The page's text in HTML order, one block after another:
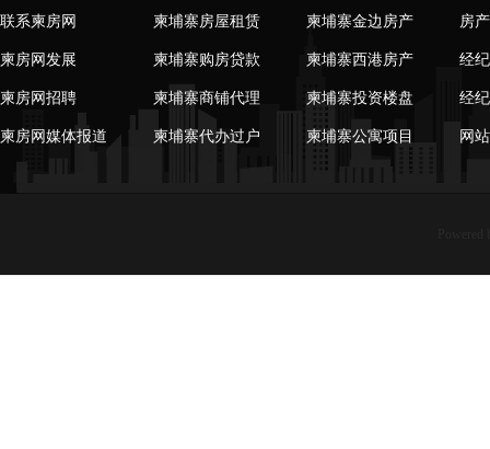
联系柬房网
柬房网发展
柬房网招聘
柬房网媒体报道
柬埔寨房屋租赁
柬埔寨购房贷款
柬埔寨商铺代理
柬埔寨代办过户
柬埔寨金边房产
柬埔寨西港房产
柬埔寨投资楼盘
柬埔寨公寓项目
房
经
经
网